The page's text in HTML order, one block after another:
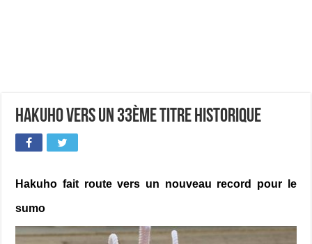
Hakuho vers un 33ème titre historique
Hakuho fait route vers un nouveau record pour le
sumo